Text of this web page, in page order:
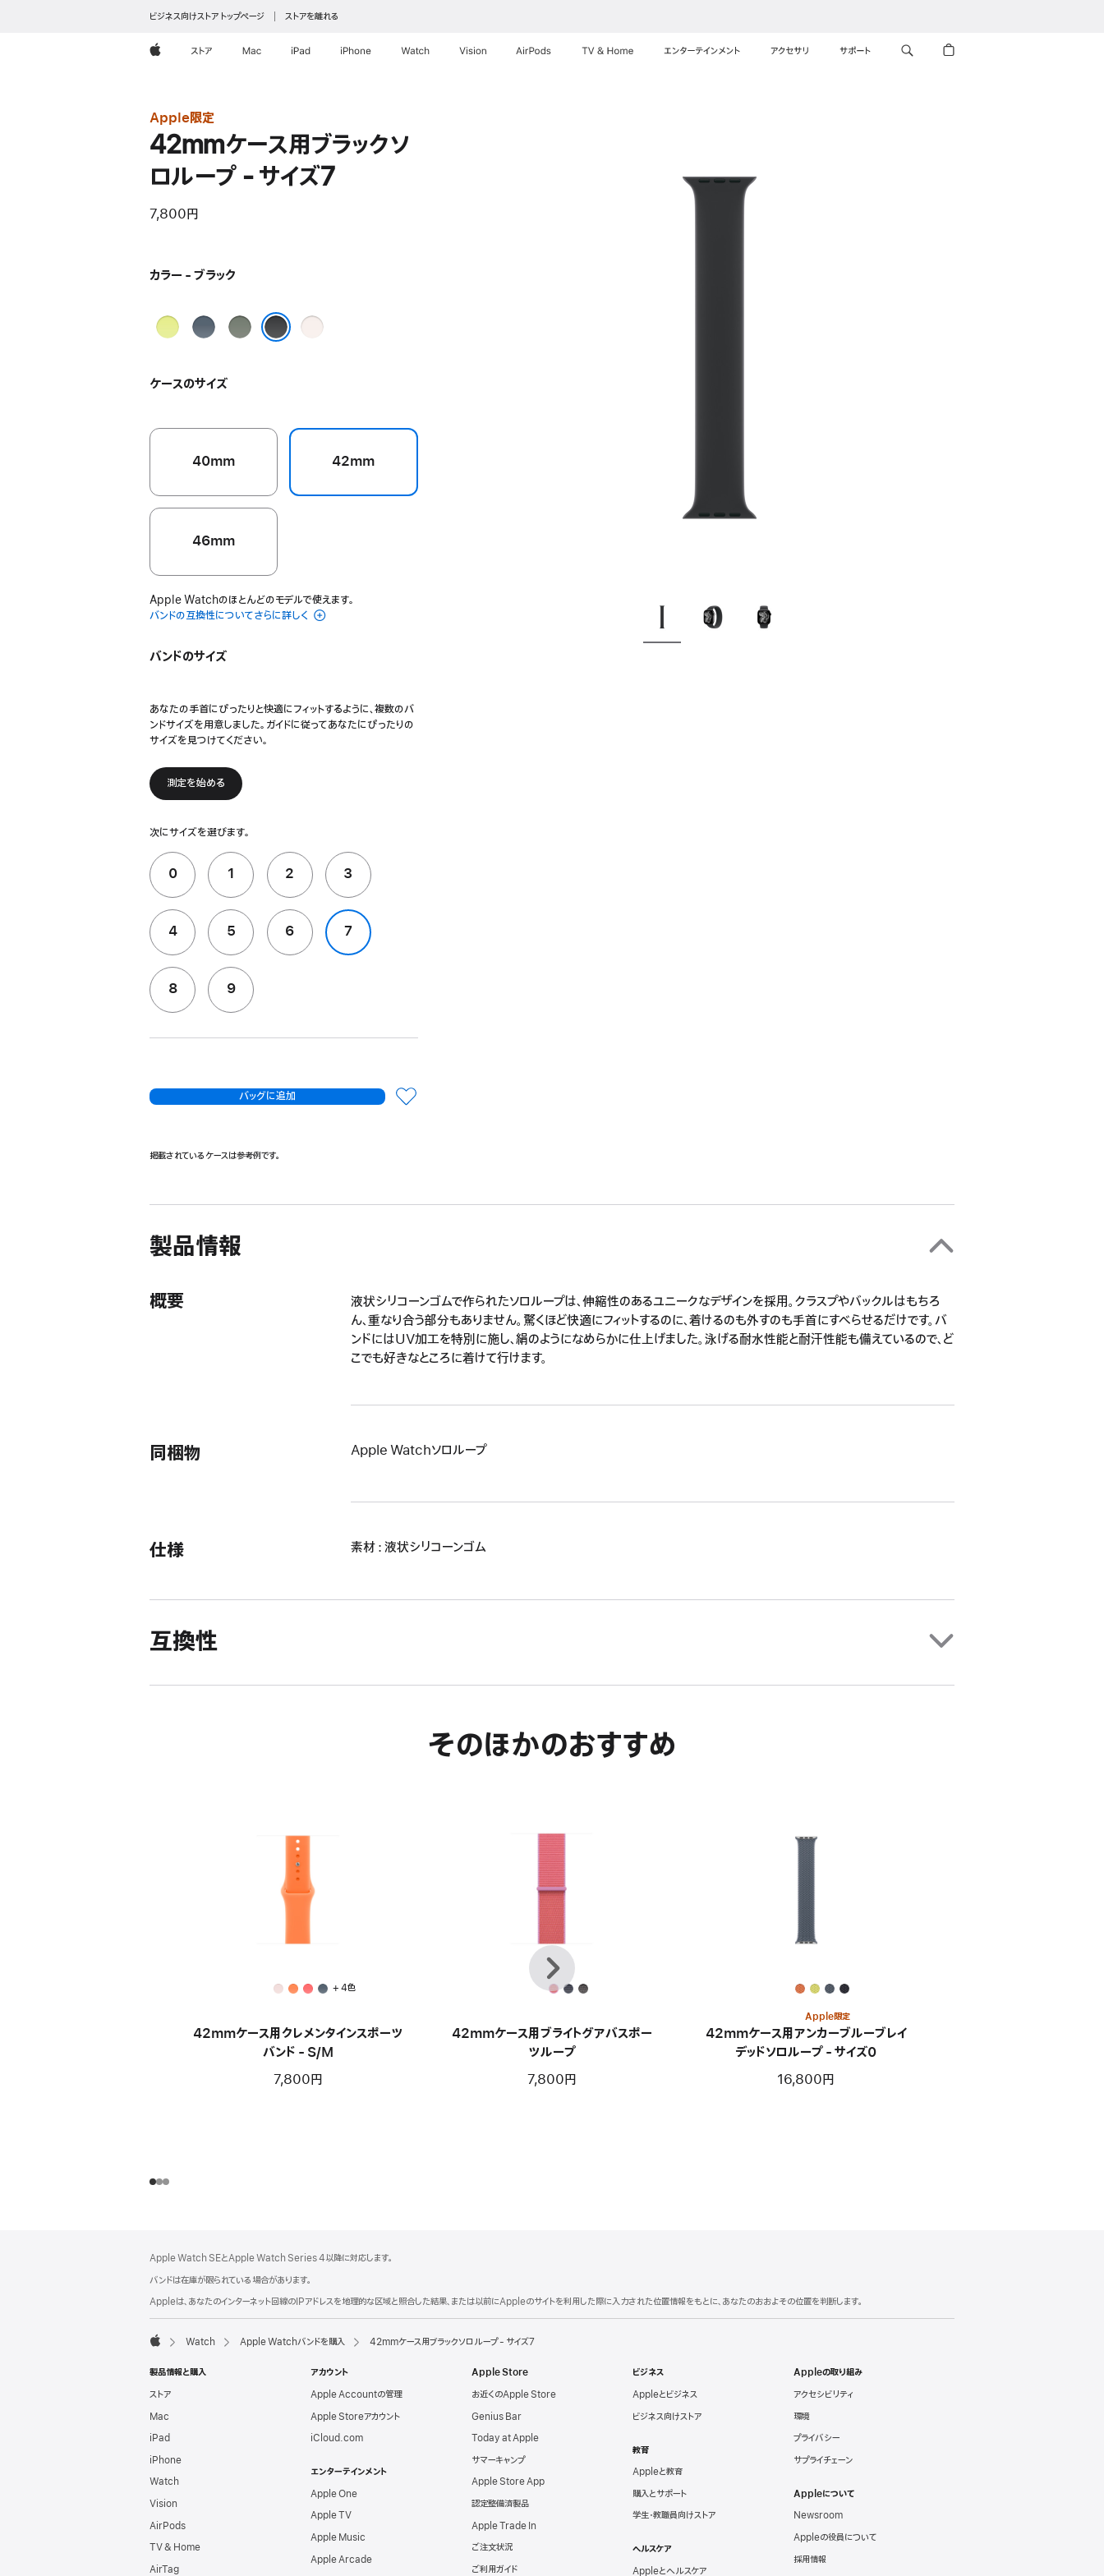
ビジネス向けストア トップページ ストアを離れる
Appleストア Mac iPad iPhone Watch Vision AirPods TV & Home エンターテインメント アクセサリ サポート
Apple限定
42mmケース用ブラックソ
ロループ - サイズ7
7,800円
カラー - ブラック
ネ
オ
イ
ア
ン
ー
グ
リ
ラ
ケースのサイズ
40mm 42mm
46mm
Apple Watchのほとんどのモデルで使えます。
バンドの互換性についてさらに詳しく
バンドのサイズ
あなたの手首にぴったりと快適にフィットするように、複数のバ
ンドサイズを用意しました。ガイドに従ってあなたにぴったりの
サイズを見つけてください。
測定を始める
次にサイズを選びます。
0 1 2 3
4 5 6 7
8 9
バッグに追加
掲載されているケースは参考例です。
製品情報
概要
液状シリコーンゴムで作られたソロループは、伸縮性のあるユニークなデザインを採用。クラスプやバックルはもちろ
ん、重なり合う部分もありません。驚くほど快適にフィットするのに、着けるのも外すのも手首にすべらせるだけです。バ
ンドにはUV加工を特別に施し、絹のようになめらかに仕上げました。泳げる耐水性能と耐汗性能も備えているので、ど
こでも好きなところに着けて行けます。
同梱物 Apple Watchソロループ
仕様 素材 : 液状シリコーンゴム
互換性
そのほかのおすすめ
+ 4色
42mmケース用クレメンタインスポーツ
バンド - S/M
7,800円
42mmケース用ブライトグアバスポー
ツループ
7,800円
Apple限定
42mmケース用アンカーブルーブレイ
デッドソロループ - サイズ0
16,800円
前
へ
次
ッ
タ
ー
注
Apple Watch SEとApple Watch Series 4以降に対応します。
バンドは在庫が限られている場合があります。
Appleは、あなたのインターネット回線のIPアドレスを地理的な区域と照合した結果、または以前にAppleのサイトを利用した際に入力された位置情報をもとに、あなたのおおよその位置を判断します。
Watch Apple Watchバンドを購入 42mmケース用ブラックソロループ - サイズ7
製品情報と購入
ストア
Mac
iPad
iPhone
Watch
Vision
AirPods
TV & Home
AirTag
アカウント
Apple Accountの管理
Apple Storeアカウント
iCloud.com
エンターテインメント
Apple One
Apple TV
Apple Music
Apple Arcade
Apple Store
お近くのApple Store
Genius Bar
Today at Apple
サマーキャンプ
Apple Store App
認定整備済製品
Apple Trade In
ご注文状況
ご利用ガイド
ビジネス
Appleとビジネス
ビジネス向けストア
教育
Appleと教育
購入とサポート
学生・教職員向けストア
ヘルスケア
Appleとヘルスケア
Appleの取り組み
アクセシビリティ
環境
プライバシー
サプライチェーン
Appleについて
Newsroom
Appleの役員について
採用情報